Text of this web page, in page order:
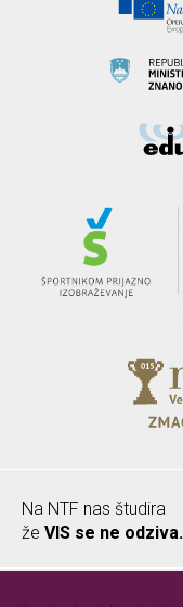
Na NTF nas študira
že VIS se ne odziva.